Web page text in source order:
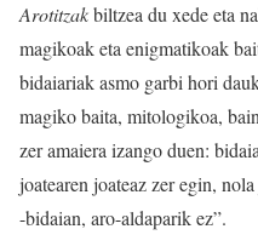
Arotitzakbiltzea du xede eta
magikoak eta enigmatikoak
bidaiariak asmo garbi hori
magiko baita, mitologikoa,
zer amaiera izango duen:
joatearen joateaz zer egin,
-bidaian, aro-aldaparik ez”.